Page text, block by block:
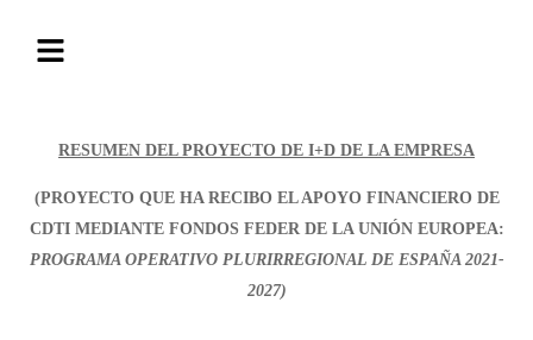
RESUMEN DEL PROYECTO DE I+D DE LA EMPRESA
(PROYECTO QUE HA RECIBO EL APOYO FINANCIERO DE
CDTI MEDIANTE FONDOS FEDER DE LA UNIÓN EUROPEA:
PROGRAMA OPERATIVO PLURIRREGIONAL DE ESPAÑA 2021-
2027)